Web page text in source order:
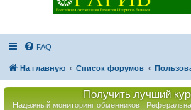
FAQ
На главную Список форумов
Получить лучший
Надежный мониторинг обменников